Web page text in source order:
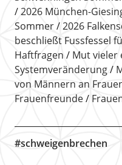
2026 München-
Sommer
2026
beschließt Fussfessel
Haftfragen
Mut vieler
Systemveränderung
von Männern an
Frauenfreunde
#schweigenbrechen